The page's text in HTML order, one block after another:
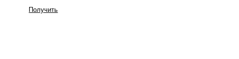
Получить